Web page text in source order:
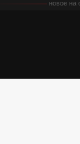
новое на